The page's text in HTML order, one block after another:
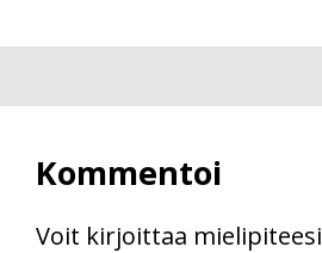
Kommentoi
Voit kirjoittaa mielipiteesi